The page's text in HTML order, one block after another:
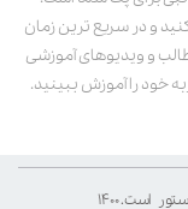
و در سریع ترین زمان
و ویدیوهای آموزشی
خود را آموزش ببینید.
است. ۱۴۰۰